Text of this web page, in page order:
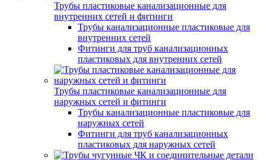
Трубы пластиковые канализационные для
внутренних сетей и фитинги
Трубы канализационные пластиковые для
внутренних сетей
Фитинги для труб канализационных
пластиковых для внутренних сетей
Трубы пластиковые канализационные для
наружных сетей и фитинги
Трубы канализационные пластиковые для
наружных сетей
Фитинги для труб канализационных
пластиковых для наружных сетей